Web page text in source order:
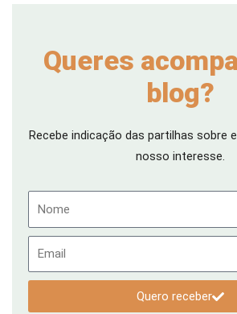
Queres
blog?
Recebe indicação das partilhas sobre
nosso interesse.
Quero receber